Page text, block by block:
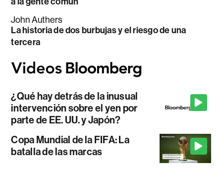
John Authers
La historia de dos burbujas y el riesgo de una
tercera
¿Qué hay detrás de la inusual
intervención sobre el yen por
parte de EE. UU. y Japón?
Copa Mundial de la FIFA: La
batalla de las marcas